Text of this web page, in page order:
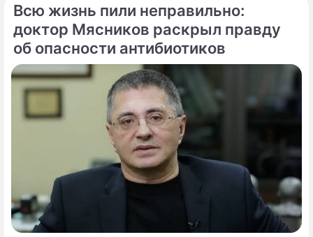
поклонников.
Всю жизнь пили неправильно:
доктор Мясников раскрыл правду
об опасности антибиотиков